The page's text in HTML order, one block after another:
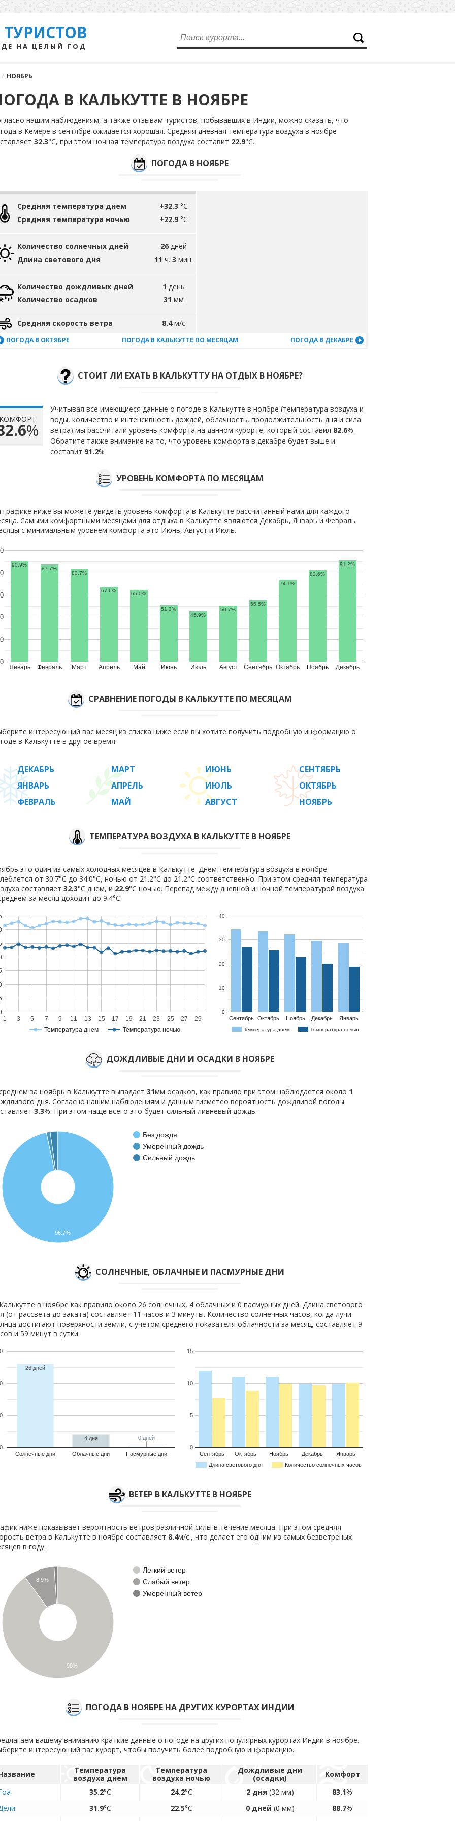
НА ЦЕЛЫЙ ГОД
/ НОЯБРЬ
В КАЛЬКУТТЕ В НОЯБРЕ
нашим наблюдениям, а также отзывам туристов, побывавших в Индии, можно сказать, что
в Кемере в сентябре ожидается хорошая. Средняя дневная температура воздуха в ноябре
32.3°С, при этом ночная температура воздуха составит 22.9°С.
ПОГОДА В НОЯБРЕ
Средняя температура днем
Средняя температура ночью
+32.3 °C
+22.9 °C
Количество солнечных дней
Длина светового дня
26 дней
11 ч. 3 мин.
Количество дождливых дней
Количество осадков
1 день
31 мм
Средняя скорость ветра 8.4м/с
ПОГОДА В ОКТЯБРЕ ПОГОДА В КАЛЬКУТТЕ ПО МЕСЯЦАМ ПОГОДА В ДЕКАБРЕ
СТОИТ ЛИ ЕХАТЬ В КАЛЬКУТТУ НА ОТДЫХ В НОЯБРЕ?
КОМФОРТ
%
Учитывая все имеющиеся данные о погоде в Калькутте в ноябре (температура воздуха и
воды, количество и интенсивность дождей, облачность, продолжительность дня и сила
ветра) мы рассчитали уровень комфорта на данном курорте, который составил 82.6%.
Обратите также внимание на то, что уровень комфорта в декабре будет выше и
составит 91.2%
УРОВЕНЬ КОМФОРТА ПО МЕСЯЦАМ
графике ниже вы можете увидеть уровень комфорта в Калькутте рассчитанный нами для каждого
Самыми комфортными месяцами для отдыха в Калькутте являются Декабрь, Январь и Февраль.
с минимальным уровнем комфорта это Июнь, Август и Июль.
Январь Февраль Март Апрель Май Июнь Июль Август Сентябрь Октябрь Ноябрь Декабрь
0
90.9%
87.7%
83.7%
67.6%
65.0%
51.2%
45.9%
50.7%
55.5%
74.1%
82.6%
91.2%
СРАВНЕНИЕ ПОГОДЫ В КАЛЬКУТТЕ ПО МЕСЯЦАМ
интересующий вас месяц из списка ниже если вы хотите получить подробную информацию о
в Калькутте в другое время.
ДЕКАБРЬ
ЯНВАРЬ
ФЕВРАЛЬ
МАРТ
АПРЕЛЬ
МАЙ
ИЮНЬ
ИЮЛЬ
АВГУСТ
СЕНТЯБРЬ
ОКТЯБРЬ
НОЯБРЬ
ТЕМПЕРАТУРА ВОЗДУХА В КАЛЬКУТТЕ В НОЯБРЕ
это один из самых холодных месяцев в Калькутте. Днем температура воздуха в ноябре
от 30.7°C до 34.0°C, ночью от 21.2°C до 21.2°C соответственно. При этом средняя температура
составляет 32.3°C днем, и 22.9°C ночью. Перепад между дневной и ночной температурой воздуха
за месяц доходит до 9.4°С.
Температура днем Температура ночью
1 3 5 7 9 11 13 15 17 19 21 23 25 27 29
Температура днем Температура ночью
Сентябрь Октябрь Ноябрь Декабрь Январь
0
10
20
30
40
ДОЖДЛИВЫЕ ДНИ И ОСАДКИ В НОЯБРЕ
за ноябрь в Калькутте выпадает 31мм осадков, как правило при этом наблюдается около 1
дня. Согласно нашим наблюдениям и данным гисметео вероятность дождливой погоды
3.3%. При этом чаще всего это будет сильный ливневый дождь.
Без дождя
Умеренный дождь
Сильный дождь
96.7%
CОЛНЕЧНЫЕ, ОБЛАЧНЫЕ И ПАСМУРНЫЕ ДНИ
в ноябре как правило около 26 солнечных, 4 облачных и 0 пасмурных дней. Длина светового
(от рассвета до заката) составляет 11 часов и 3 минуты. Количество солнечных часов, когда лучи
достигают поверхности земли, с учетом среднего показателя облачности за месяц, составляет 9
и 59 минут в сутки.
Солнечные дни Облачные дни Пасмурные дни
0
26 дней
4 дня 0 дней
0 дней
Длина светового дня Количество солнечных часов
Сентябрь Октябрь Ноябрь Декабрь Январь
0
5
10
15
ВЕТЕР В КАЛЬКУТТЕ В НОЯБРЕ
ниже показывает вероятность ветров различной силы в течение месяца. При этом средняя
ветра в Калькутте в ноябре составляет 8.4м/с., что делает его одним из самых безветреных
в году.
Легкий ветер
Слабый ветер
Умеренный ветер
8.9%
90%
ПОГОДА В НОЯБРЕ НА ДРУГИХ КУРОРТАХ ИНДИИ
вашему вниманию краткие данные о погоде на других популярных курортах Индии в ноябре.
интересующий вас курорт, чтобы получить более подробную информацию.
Температура
воздуха днем
Температура
воздуха ночью
Дождливые дни
(осадки)
Комфорт
35.2°C 24.2°C 2 дня (32 мм) 83.1%
31.9°C 22.5°C 0 дней (0 мм) 88.7%